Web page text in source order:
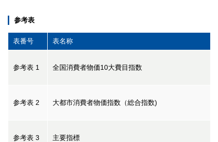
参考表
表番号 表名称
参考表 1 全国消費者物価10大費目指数
参考表 2 大都市消費者物価指数（総合指数)
参考表 3 主要指標